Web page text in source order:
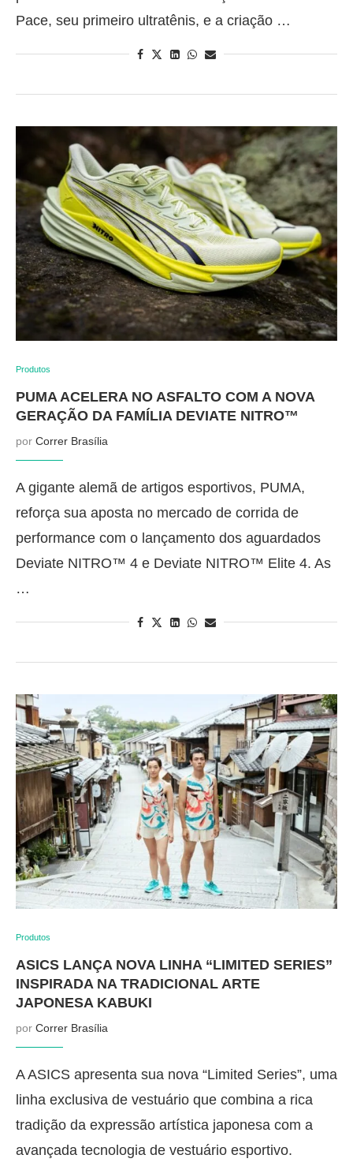
Pace, seu primeiro ultratênis, e a criação …
Produtos
PUMA ACELERA NO ASFALTO COM A NOVA
GERAÇÃO DA FAMÍLIA DEVIATE NITRO™
por Correr Brasília
A gigante alemã de artigos esportivos, PUMA,
reforça sua aposta no mercado de corrida de
performance com o lançamento dos aguardados
Deviate NITRO™ 4 e Deviate NITRO™ Elite 4. As
…
Produtos
ASICS LANÇA NOVA LINHA “LIMITED SERIES”
INSPIRADA NA TRADICIONAL ARTE
JAPONESA KABUKI
por Correr Brasília
A ASICS apresenta sua nova “Limited Series”, uma
linha exclusiva de vestuário que combina a rica
tradição da expressão artística japonesa com a
avançada tecnologia de vestuário esportivo.